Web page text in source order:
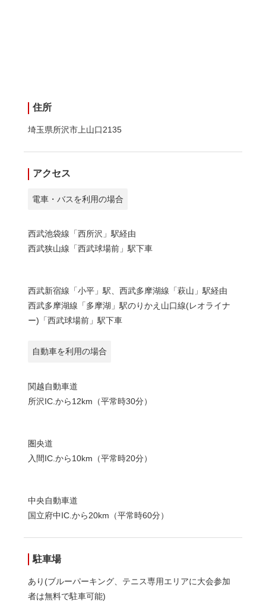
住所
埼玉県所沢市上山口2135
アクセス
電車・バスを利用の場合
西武池袋線「西所沢」駅経由
西武狭山線「西武球場前」駅下車
西武新宿線「小平」駅、西武多摩湖線「萩山」駅経由
西武多摩湖線「多摩湖」駅のりかえ山口線(レオライナ
ー)「西武球場前」駅下車
自動車を利用の場合
関越自動車道
所沢IC.から12km（平常時30分）
圏央道
入間IC.から10km（平常時20分）
中央自動車道
国立府中IC.から20km（平常時60分）
駐車場
あり(ブルーパーキング、テニス専用エリアに大会参加
者は無料で駐車可能)